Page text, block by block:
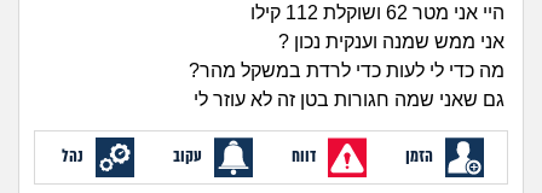
מה קורה כאן?
מתחם הטיפים
מדורים
היי אני מטר 62 ושוקלת 112 קילו
אני ממש שמנה וענקית נכון ?
מה כדי לי לעות כדי לרדת במשקל מהר?
גם שאני שמה חגורות בטן זה לא עוזר לי
הזמן דווח עקוב נהל